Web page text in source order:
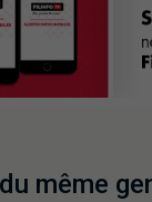
même